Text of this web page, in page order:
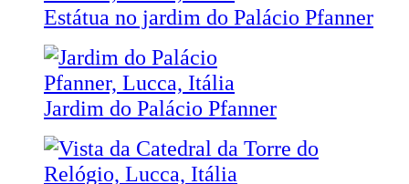
Estátua no jardim do Palácio Pfanner
Jardim do Palácio Pfanner